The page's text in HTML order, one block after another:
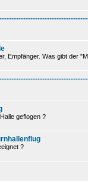
Empfänger. Was gibt der
geflogen ?
?